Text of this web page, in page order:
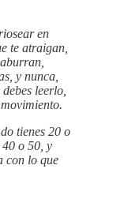
en
te atraigan,
y nunca,
leerlo,
tienes 20 o
o 50, y
con lo que